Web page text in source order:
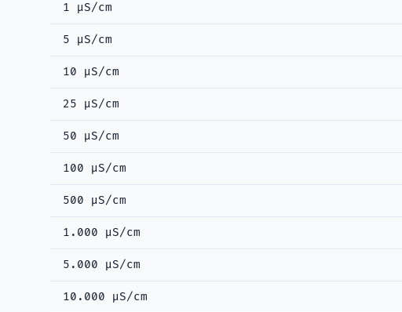
1 μS/cm
5 μS/cm
10 μS/cm
25 μS/cm
50 μS/cm
100 μS/cm
500 μS/cm
1.000 μS/cm
5.000 μS/cm
10.000 μS/cm